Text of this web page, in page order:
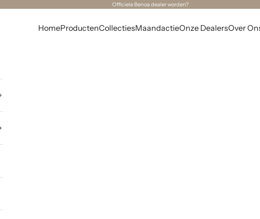
Officiele Benoa dealer worden?
HomeProductenCollectiesMaandactieOnze DealersOver